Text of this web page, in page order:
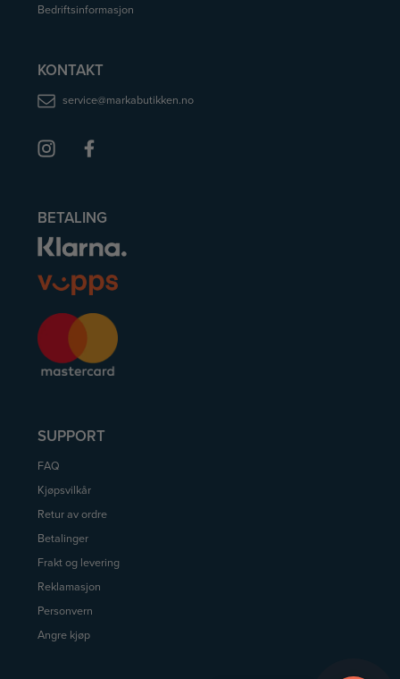
Bedriftsinformasjon
KONTAKT
service@markabutikken.no
BETALING
SUPPORT
FAQ
Kjøpsvilkår
Retur av ordre
Betalinger
Frakt og levering
Reklamasjon
Personvern
Angre kjøp